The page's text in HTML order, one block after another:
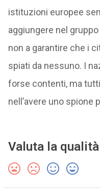
istituzioni europee
aggiungere nel
non a garantire che i
spiati da nessuno. I
forse contenti, ma
nell’avere uno spione
Valuta la